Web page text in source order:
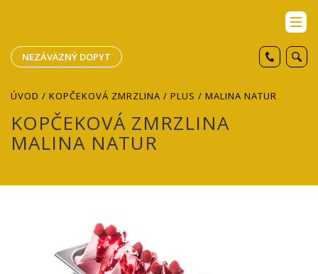
NEZÁVÄZNÝ DOPYT
ÚVOD / KOPČEKOVÁ ZMRZLINA / PLUS / MALINA NATUR
KOPČEKOVÁ ZMRZLINA
MALINA NATUR